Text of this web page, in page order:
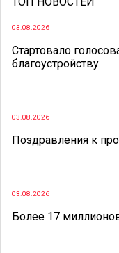
03.08.2026
Стартовало
благоустройству
03.08.2026
Поздравления к
03.08.2026
Более 17